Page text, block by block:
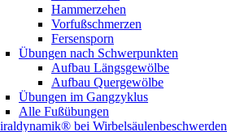
Hammerzehen
Vorfußschmerzen
Fersensporn
Übungen nach Schwerpunkten
Aufbau Längsgewölbe
Aufbau Quergewölbe
Übungen im Gangzyklus
Alle Fußübungen
bei Wirbelsäulen­beschwerden